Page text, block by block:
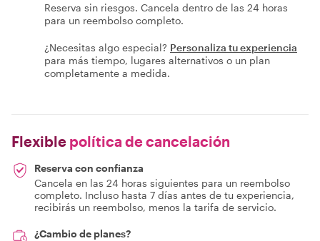
Reserva sin riesgos. Cancela dentro de las 24 horas
para un reembolso completo.
¿Necesitas algo especial? Personaliza tu experiencia
para más tiempo, lugares alternativos o un plan
completamente a medida.
Flexible política de cancelación
Reserva con confianza
Cancela en las 24 horas siguientes para un reembolso
completo. Incluso hasta 7 días antes de tu experiencia,
recibirás un reembolso, menos la tarifa de servicio.
¿Cambio de planes?